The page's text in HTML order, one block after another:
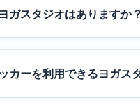
ガスタジオはありますか？
カーを利用できるヨガス